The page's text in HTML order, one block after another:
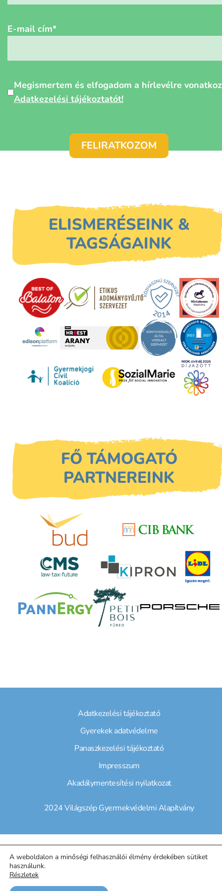
E-mail cím*
Személyes
adatok
Megismertem és elfogadom a hírlevélre
Adatkezelési tájékoztatót!
ELISMERÉSEINK &
TAGSÁGAINK
FŐ TÁMOGATÓ
PARTNEREINK
2024 Világszép Gyermekvédelmi Alapítvány
Adatkezelési tájékoztató
Gyerekek adatvédelme
Panaszkezelési tájékoztató
Impresszum
Akadálymentesítési nyilatkozat
A weboldalon a minőségi felhasználói élmény érdekében sütiket
használunk.
Részletek